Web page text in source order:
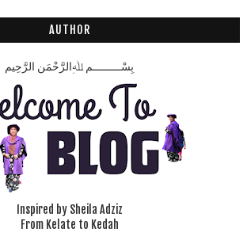
AUTHOR
بِسْـــــــــمِ ﷲِالرَّحْمَنِ الرَّحِيم
Inspired by Sheila Adziz
From Kelate to Kedah